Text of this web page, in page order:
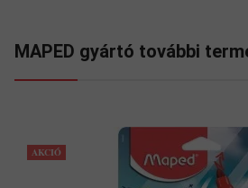
MAPED gyártó további
AKCIÓ